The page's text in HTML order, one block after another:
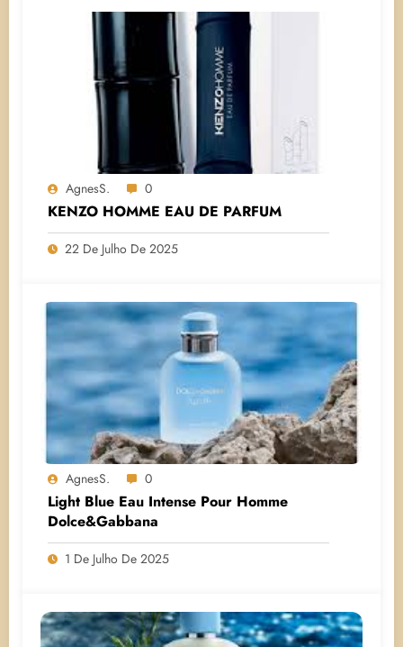
AgnesS. 0
KENZO HOMME EAU DE PARFUM
22 De Julho De 2025
AgnesS. 0
Light Blue Eau Intense Pour Homme
Dolce&Gabbana
1 De Julho De 2025